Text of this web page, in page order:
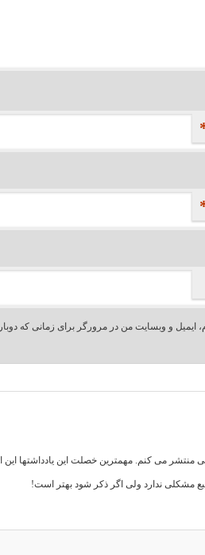
ایمیل و وبسایت من در مرورگر برای زمانی که
منتشر می کنم. مهمترین خصلت این یادداشتها
مشکلی ندارد ولی اگر ذکر شود بهتر است!